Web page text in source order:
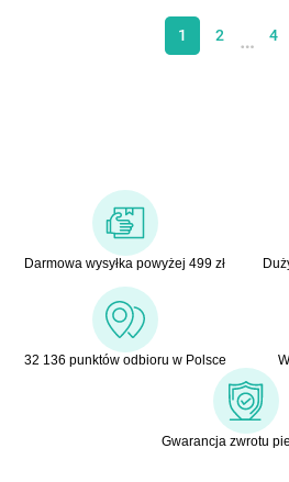
1 2 … 4
Darmowa wysyłka powyżej 499 zł
32 136 punktów odbioru w Polsce
Gwarancja zwrotu